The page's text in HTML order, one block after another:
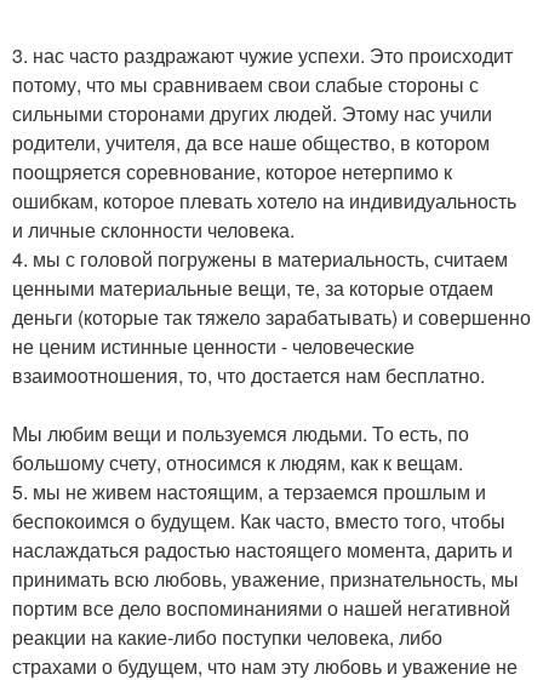
3. нас часто раздражают чужие успехи. Это происходит
потому, что мы сравниваем свои слабые стороны с
сильными сторонами других людей. Этому нас учили
родители, учителя, да все наше общество, в котором
поощряется соревнование, которое нетерпимо к
ошибкам, которое плевать хотело на индивидуальность
и личные склонности человека.
4. мы с головой погружены в материальность, считаем
ценными материальные вещи, те, за которые отдаем
деньги (которые так тяжело зарабатывать) и совершенно
не ценим истинные ценности - человеческие
взаимоотношения, то, что достается нам бесплатно.
Мы любим вещи и пользуемся людьми. То есть, по
большому счету, относимся к людям, как к вещам.
5. мы не живем настоящим, а терзаемся прошлым и
беспокоимся о будущем. Как часто, вместо того, чтобы
наслаждаться радостью настоящего момента, дарить и
принимать всю любовь, уважение, признательность, мы
портим все дело воспоминаниями о нашей негативной
реакции на какие-либо поступки человека, либо
страхами о будущем, что нам эту любовь и уважение не